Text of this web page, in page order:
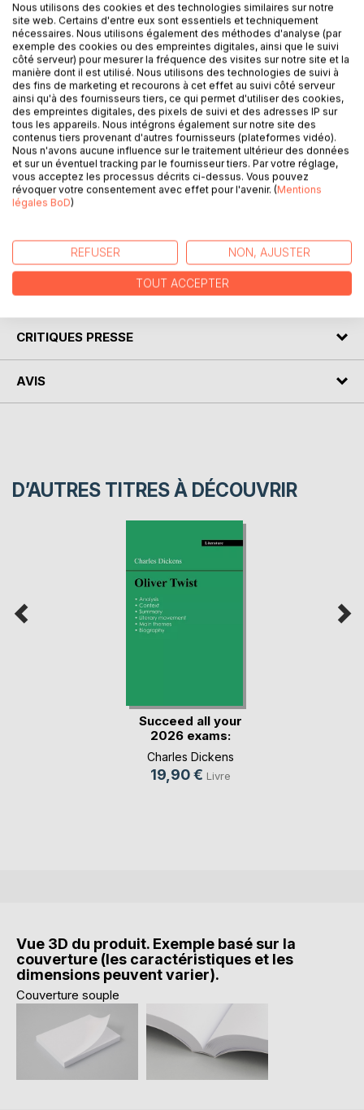
DESCRIPTION
The "Literary Knowledge" collection offers you the
possibility to know everything about Oliver Twist by Charles
Dickens, thanks to a complete and detailed study guide.
The clear and accessible writing allows for a better
understanding of the work analyzed. This study guide also
complies with quality standards set up by a team of
experienced teachers. It contains Charles Dickens's
biography, a presentation of the novel, a detailed summary
themes, and a study of the literary movement of the book.
AUTEUR(S)
CRITIQUES PRESSE
AVIS
D’AUTRES TITRES À DÉCOUVRIR
Succeed all your
2026 exams:
Analy(...)
Charles Dickens
19,90 € Livre
Vue 3D du produit. Exemple basé sur la
couverture (les caractéristiques et les
dimensions peuvent varier).
Couverture souple
Nous utilisons des cookies et des technologies similaires sur notre
site web. Certains d'entre eux sont essentiels et techniquement
nécessaires. Nous utilisons également des méthodes d'analyse (par
exemple des cookies ou des empreintes digitales, ainsi que le suivi
côté serveur) pour mesurer la fréquence des visites sur notre site et la
manière dont il est utilisé. Nous utilisons des technologies de suivi à
des fins de marketing et recourons à cet effet au suivi côté serveur
ainsi qu'à des fournisseurs tiers, ce qui permet d'utiliser des cookies,
des empreintes digitales, des pixels de suivi et des adresses IP sur
tous les appareils. Nous intégrons également sur notre site des
contenus tiers provenant d'autres fournisseurs (plateformes vidéo).
Nous n'avons aucune influence sur le traitement ultérieur des données
et sur un éventuel tracking par le fournisseur tiers. Par votre réglage,
vous acceptez les processus décrits ci-dessus. Vous pouvez
révoquer votre consentement avec effet pour l'avenir. (Mentions
légales BoD)
REFUSER NON, AJUSTER
TOUT ACCEPTER